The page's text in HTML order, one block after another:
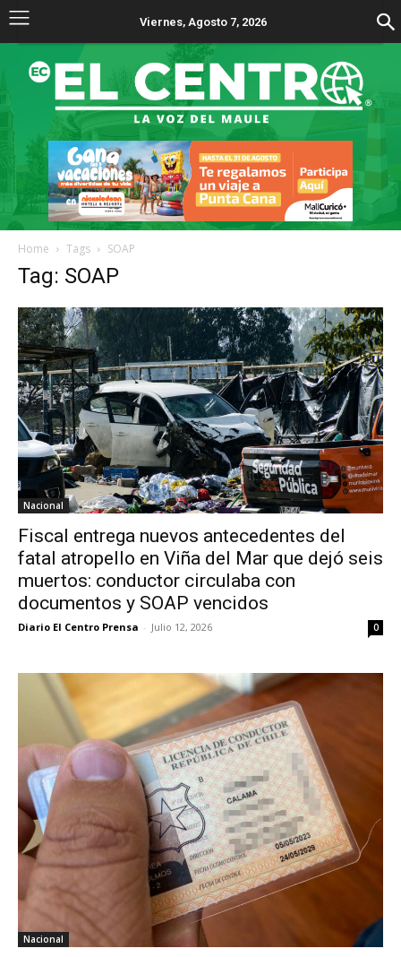
Viernes, Agosto 7, 2026
Home Tags SOAP
Tag: SOAP
Nacional
Fiscal entrega nuevos antecedentes del
fatal atropello en Viña del Mar que dejó seis
muertos: conductor circulaba con
documentos y SOAP vencidos
Diario El Centro Prensa - Julio 12, 2026 0
Nacional